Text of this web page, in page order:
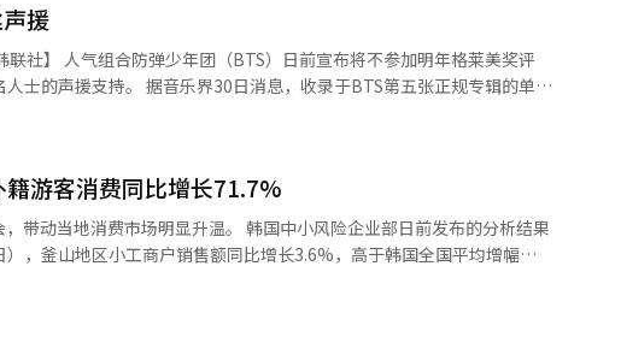
援
年格莱美奖评
录于BTS第五张正规专辑的单曲
球78个国家（地区）的iTunes单曲榜。作为非主打歌，能够取得如此成
表达了对西方主流音乐市场长期质疑
别大的你们这样说”，被认为含蓄批评了部分西方音乐产业对非英语音
应。BTS主动放弃参评格莱美而不是迎合评奖标准，引发众多歌迷支
籍游客消费同比增长71.7%
温。 韩国中小风险企业部日前发布的分析结果
，釜山地区小工商户销售额同比增长3.6%，高于韩国全国平均增幅
方消费具有显著带动作用。 从消费走势来看，演出前两